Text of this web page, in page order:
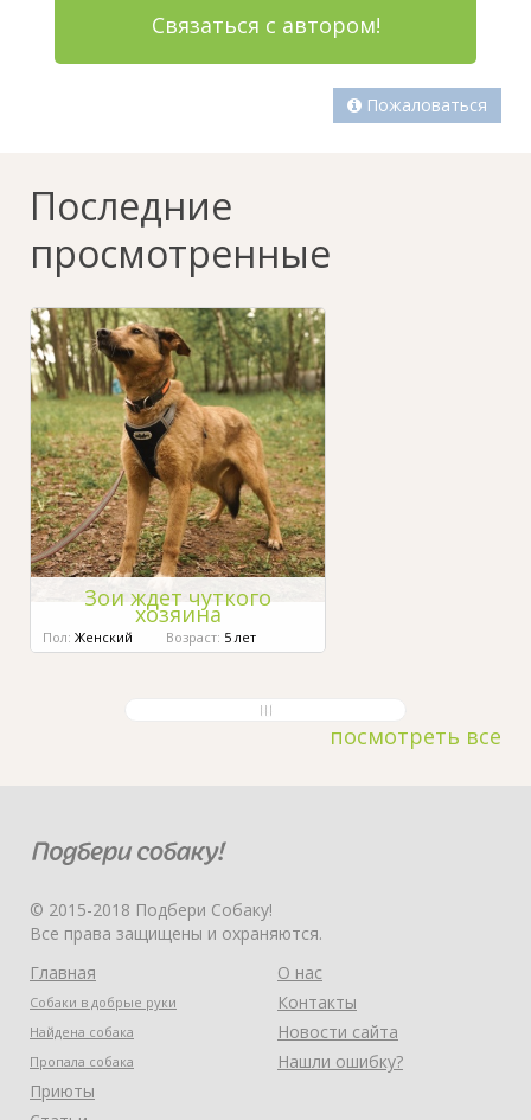
Связаться с автором!
Пожаловаться
Последние
просмотренные
Зои ждет чуткого
хозяина
Пол: Женский Возраст: 5 лет
посмотреть все
© 2015-2018 Подбери Собаку!
Все права защищены и охраняются.
Главная
Собаки в добрые руки
Найдена собака
Пропала собака
Приюты
О нас
Контакты
Новости сайта
Нашли ошибку?